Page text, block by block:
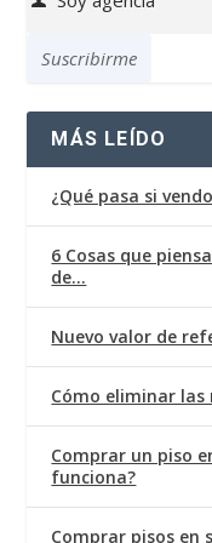
agencia
Suscribirme
MÁS LEÍDO
¿Qué pasa si
6 Cosas que
de…
Nuevo valor de
Cómo eliminar
Comprar un piso
funciona?
Comprar pisos en